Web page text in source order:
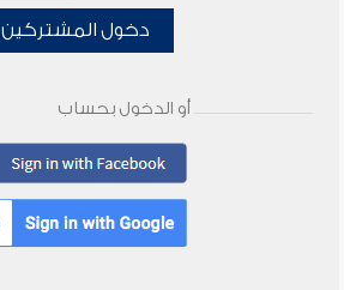
دخول المشتركين
أو الدخول بحساب